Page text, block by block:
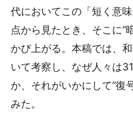
代においてこの「短く意
点から見たとき、そこに“
かび上がる。本稿では、
いて考察し、なぜ人々は
か、それがいかにして“復
みた。